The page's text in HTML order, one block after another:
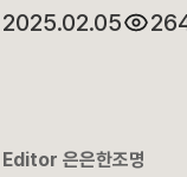
2025.02.05
Editor 은은한조명